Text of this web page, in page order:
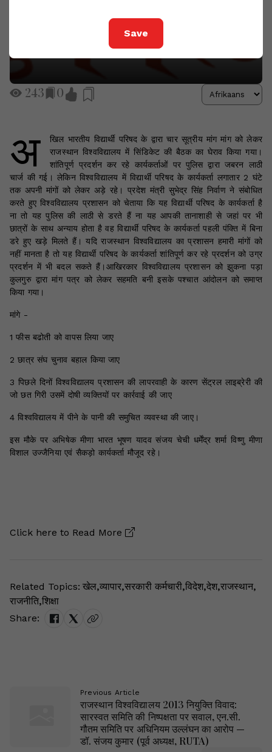
Save
243 0
अ
खिल भारतीय विद्यार्थी परिषद के द्वारा चार सूत्रीय मांग मांग को लेकर
राजस्थान विश्वविद्यालय में सिंडिकेट की बैठक का घेराव किया गया।
शांतिपूर्ण प्रदर्शन कर रहे कार्यकर्ताओं पर पुलिस द्वारा जबरन लाठी
चार्ज की गई। लेकिन विश्वविद्यालय में विद्यार्थी परिषद के कार्यकर्ता लगातार 2 घंटे
तक अपनी मांगों को लेकर अड़े रहे। प्रदेश मंत्री सुभेद्र सिंह निर्वाण ने संबोधित
करते हुए विश्वविद्यालय प्रशासन को चेताया कि यह विद्यार्थी परिषद के कार्यकर्ता है
ना तो यह पुलिस की लाठी से डरते हैं ना यह आपकी तानाशाही से जहां पर भी
छात्रों के साथ अन्याय होता है वह विद्यार्थी परिषद के कार्यकर्ता पहली पंक्ति में बिना
डरे हुए खड़े मिलते हैं। यदि राजस्थान विश्वविद्यालय का प्रशासन हमारी मांगों को
नहीं मानता है तो यह विद्यार्थी परिषद के कार्यकर्ता शांतिपूर्ण कर रहे प्रदर्शन को उग्र
प्रदर्शन में भी बदल सकते हैं।आखिरकार विश्वविद्यालय प्रशासन को झुकना पड़ा
कुलगुरु द्वारा मांग पत्र को लेकर सहमति बनी इसके पश्चात आंदोलन को समाप्त
किया गया।
मांगे -
1 फीस बढोती को वापस लिया जाए
2 छात्र संघ चुनाव बहाल किया जाए
3 पिछले दिनों विश्वविद्यालय प्रशासन की लापरवाही के कारण सेंट्रल लाइब्रेरी की
जो छत गिरी उसमें दोषी व्यक्तियों पर कार्रवाई की जाए
4 विश्वविद्यालय में पीने के पानी की समुचित व्यवस्था की जाए।
इस मौके पर अभिषेक मीणा भारत भूषण यादव संजय चेची धर्मेंद्र शर्मा विष्णु मीणा
विशाल उज्जैनिया एवं सैकड़ो कार्यकर्ता मौजूद रहे।
Click here to Read More
Related Topics: खेल,व्यापार,सरकारी कर्मचारी,विदेश,देश,राजस्थान,
राजनीति,शिक्षा
Share:
Previous Article
राजस्थान विश्वविद्यालय 2013 नियुक्ति विवाद:
सारस्वत समिति की निष्पक्षता पर सवाल, एन.सी.
गौतम समिति पर अधिनियम उल्लंघन का आरोप —
डॉ. संजय कुमार (पूर्व अध्यक्ष, RUTA)